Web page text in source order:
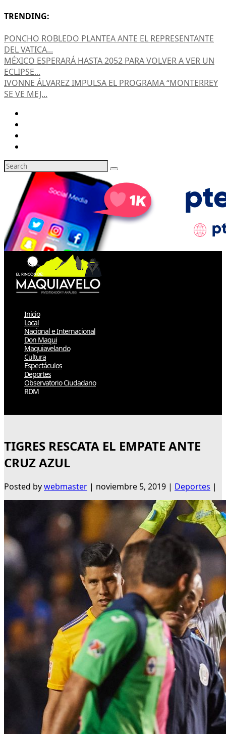
TRENDING:
PONCHO ROBLEDO PLANTEA ANTE EL REPRESENTANTE
DEL VATICA...
MÉXICO ESPERARÁ HASTA 2052 PARA VOLVER A VER UN
ECLIPSE...
IVONNE ÁLVAREZ IMPULSA EL PROGRAMA “MONTERREY
SE VE MEJ...
Inicio
Local
Nacional e Internacional
Don Maqui
Maquiavelando
Cultura
Espectáculos
Deportes
Observatorio Ciudadano
RDM
TIGRES RESCATA EL EMPATE ANTE
CRUZ AZUL
Posted bywebmaster | noviembre 5, 2019 | Deportes |